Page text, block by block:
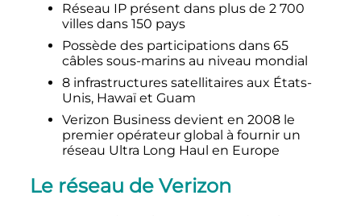
Réseau IP présent dans plus de 2 700
villes dans 150 pays
Possède des participations dans 65
câbles sous-marins au niveau mondial
8 infrastructures satellitaires aux États-
Unis, Hawaï et Guam
Verizon Business devient en 2008 le
premier opérateur global à fournir un
réseau Ultra Long Haul en Europe
Le réseau de Verizon